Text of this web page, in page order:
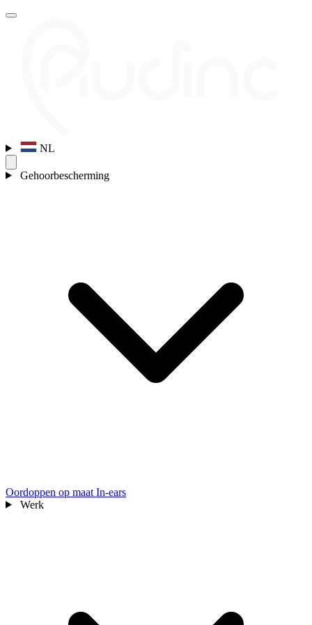
NL
Gehoorbescherming
Oordoppen op maat In-ears
Werk